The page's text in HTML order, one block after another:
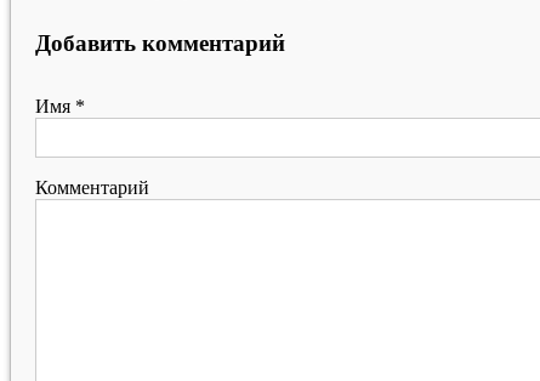
Добавить комментарий
Имя *
Комментарий